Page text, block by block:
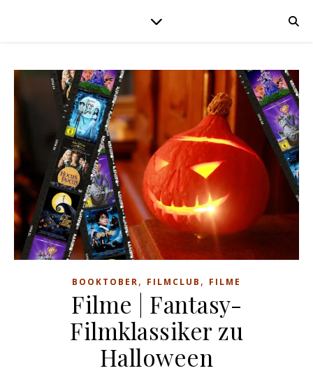
BOOKTOBER, FILMCLUB , FILME
Filme | Fantasy-
Filmklassiker zu
Halloween